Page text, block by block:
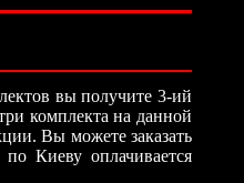
вы получите 3-ий
комплекта на данной
Вы можете заказать
Киеву оплачивается